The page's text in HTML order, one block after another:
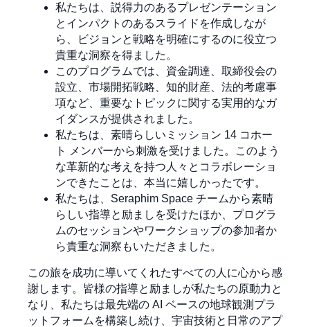
私たちは、説得力のあるプレゼンテーション
とインパクトのあるスライドを作成しなが
ら、ビジョンと戦略を明確にするのに役立つ
貴重な洞察を得ました。
このプログラムでは、資金調達、取締役会の
設立、市場開拓戦略、知的財産、法的考慮事
項など、重要なトピックに関する実用的なガ
イダンスが提供されました。
私たちは、素晴らしいミッション 14 コホー
ト メンバーから刺激を受けました。このよう
な革新的な考えを持つ人々とコラボレーショ
ンできたことは、本当に嬉しかったです。
私たちは、Seraphim Space チームから素晴
らしい指導と励ましを受けたほか、プログラ
ムのセッションやワークショップの参加者か
ら貴重な洞察もいただきました。
この旅を成功に導いてくれたすべての人に心から感
謝します。皆様の指導と励ましが私たちの原動力と
なり、私たちは最先端の AI ベースの地球観測プラ
ットフォームを構築し続け、宇宙技術と日常のアプ